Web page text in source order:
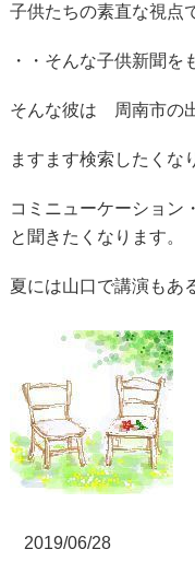
子供たちの素直な視
・・そんな子供新聞を
そんな彼は 周南市の
ますます検索したくな
コミニューケーション
と聞きたくなります。
夏には山口で講演もあ
2019/06/28